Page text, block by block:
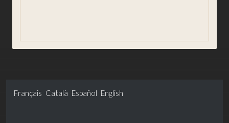
Français Català Español English